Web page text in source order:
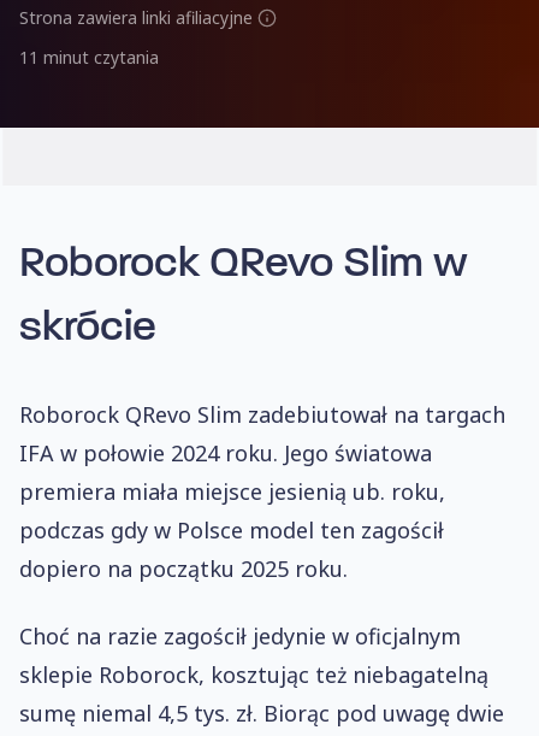
Strona zawiera linki afiliacyjne
11 minut czytania
Roborock QRevo Slim w
skrócie
Roborock QRevo Slim zadebiutował na targach
IFA w połowie 2024 roku. Jego światowa
premiera miała miejsce jesienią ub. roku,
podczas gdy w Polsce model ten zagościł
dopiero na początku 2025 roku.
Choć na razie zagościł jedynie w oficjalnym
sklepie Roborock, kosztując też niebagatelną
sumę niemal 4,5 tys. zł. Biorąc pod uwagę dwie